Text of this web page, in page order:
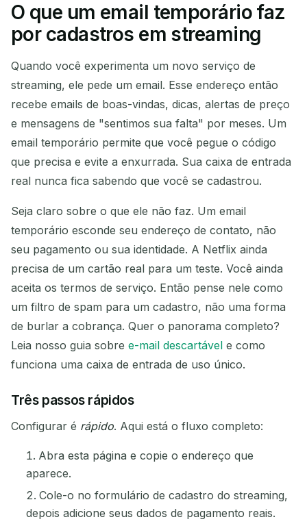
Seu endereço de e-mail
temporário:
Copiar QR
Excluir selecionados Alterar e-mail
Atualizar
Próxima atualização em15segundos
REMETENTE ASSUNTO AÇÃO
O que um email temporário faz
por cadastros em streaming
Quando você experimenta um novo serviço de
streaming, ele pede um email. Esse endereço então
recebe emails de boas-vindas, dicas, alertas de preço
e mensagens de "sentimos sua falta" por meses. Um
email temporário permite que você pegue o código
que precisa e evite a enxurrada. Sua caixa de entrada
real nunca fica sabendo que você se cadastrou.
Seja claro sobre o que ele não faz. Um email
temporário esconde seu endereço de contato, não
seu pagamento ou sua identidade. A Netflix ainda
precisa de um cartão real para um teste. Você ainda
aceita os termos de serviço. Então pense nele como
um filtro de spam para um cadastro, não uma forma
de burlar a cobrança. Quer o panorama completo?
Leia nosso guia sobre e-mail descartável e como
funciona uma caixa de entrada de uso único.
Três passos rápidos
Configurar é rápido. Aqui está o fluxo completo:
Abra esta página e copie o endereço que
aparece.
Cole-o no formulário de cadastro do streaming,
depois adicione seus dados de pagamento reais.